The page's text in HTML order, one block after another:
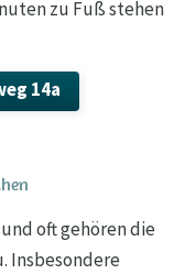
zu Fuß stehen
14a
oft gehören die
Insbesondere